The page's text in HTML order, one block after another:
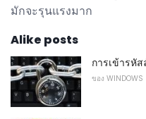
มักจะรุนแรงมาก
Alike posts
การเข้ารหั
ของ WINDOWS